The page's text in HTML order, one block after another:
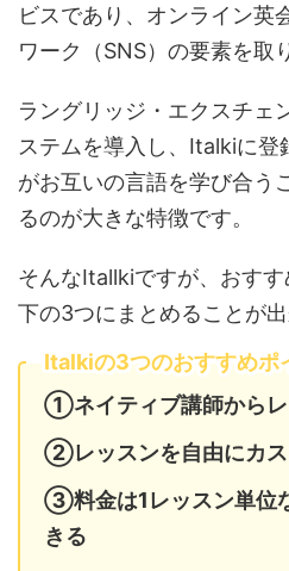
ビスであり、オンライン英
ワーク（SNS）の要素を取
ラングリッジ・エクスチェ
ステムを導入し、Italkiに
がお互いの言語を学び合う
るのが大きな特徴です。
そんなItallkiですが、おす
下の3つにまとめることが出
Italkiの3つのおすすめポ
①ネイティブ講師からレ
②レッスンを自由にカス
③料金は1レッスン単位
きる